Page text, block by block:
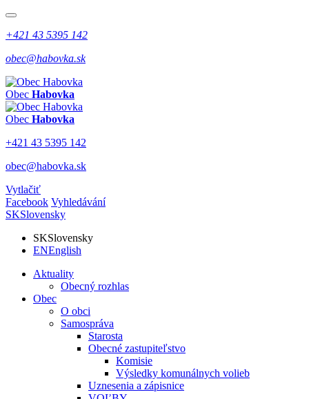
+421 43 5395 142
obec@habovka.sk
Obec Habovka
Obec Habovka
+421 43 5395 142
obec@habovka.sk
Vytlačiť
Facebook Vyhledávání
SKSlovensky
SKSlovensky
ENEnglish
Aktuality
Obecný rozhlas
Obec
O obci
Samospráva
Starosta
Obecné zastupiteľstvo
Komisie
Výsledky komunálnych volieb
Uznesenia a zápisnice